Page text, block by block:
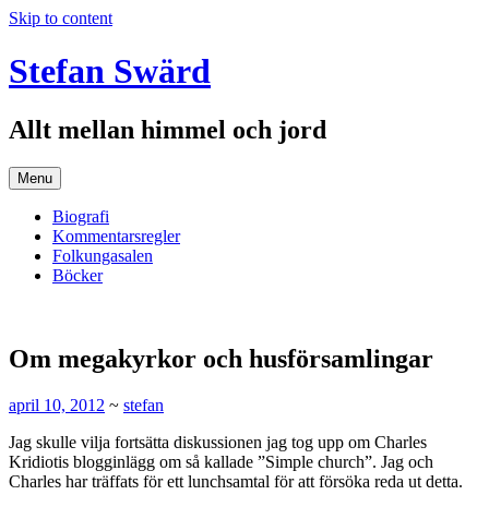
Skip to content
Stefan Swärd
Allt mellan himmel och jord
Menu
Biografi
Kommentarsregler
Folkungasalen
Böcker
Om megakyrkor och husförsamlingar
april 10, 2012 ~ stefan
Jag skulle vilja fortsätta diskussionen jag tog upp om Charles
Kridiotis blogginlägg om så kallade ”Simple church”. Jag och
Charles har träffats för ett lunchsamtal för att försöka reda ut detta.